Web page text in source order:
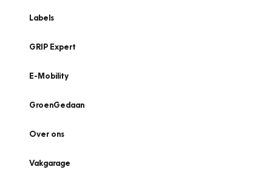
Labels
GRIP Expert
E-Mobility
GroenGedaan
Over ons
Vakgarage